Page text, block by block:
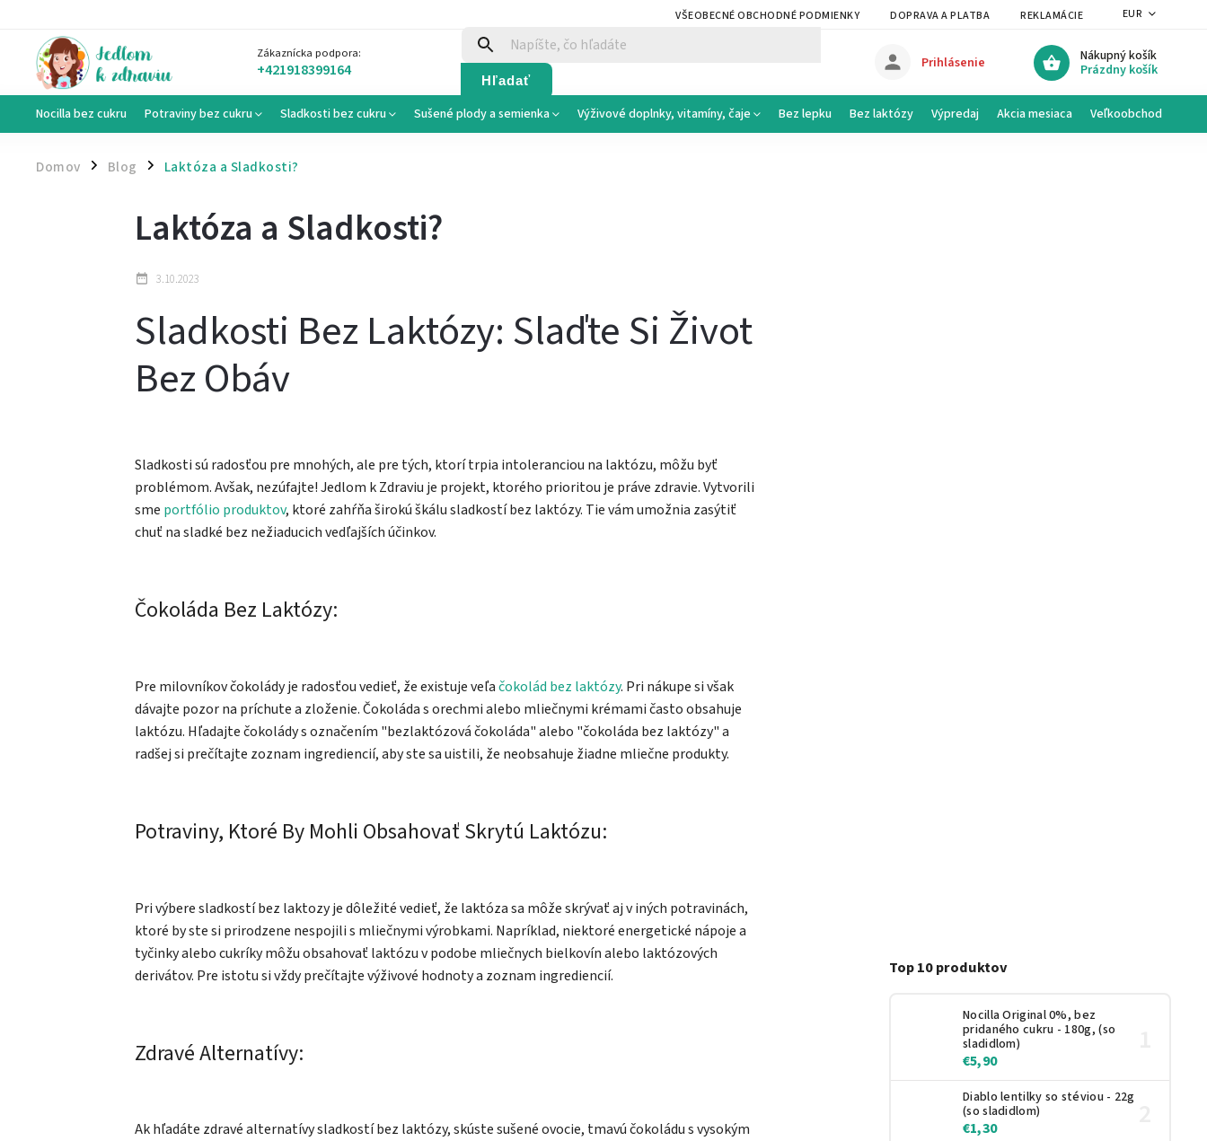
VŠEOBECNÉ OBCHODNÉ PODMIENKY DOPRAVA A PLATBA REKLAMÁCIE A VRÁTENIE
EUR
Zákaznícka podpora:
+421918399164 Hľadať
Nákupný košík
Prázdny košík
Prihlásenie
Nocilla bez cukru Potraviny bez cukru Sladkosti bez cukru Sušené plody a semienka Výživové doplnky, vitamíny, čaje Bez lepku Bez laktózy Výpredaj Akcia mesiaca Veľkoobchod
Domov / Blog / Laktóza a Sladkosti?
Top 10 produktov
Nocilla Original 0%, bez
pridaného cukru - 180g, (so
sladidlom)
€5,90
Diablo lentilky so stéviou - 22g
(so sladidlom)
€1,30
Laktóza a Sladkosti?
3.10.2023
Sladkosti Bez Laktózy: Slaďte Si Život
Bez Obáv
Sladkosti sú radosťou pre mnohých, ale pre tých, ktorí trpia intoleranciou na laktózu, môžu byť
problémom. Avšak, nezúfajte! Jedlom k Zdraviu je projekt, ktorého prioritou je práve zdravie. Vytvorili
sme portfólio produktov, ktoré zahŕňa širokú škálu sladkostí bez laktózy. Tie vám umožnia zasýtiť
chuť na sladké bez nežiaducich vedľajších účinkov.
Čokoláda Bez Laktózy:
Pre milovníkov čokolády je radosťou vedieť, že existuje veľačokolád bez laktózy. Pri nákupe si však
dávajte pozor na príchute a zloženie. Čokoláda s orechmi alebo mliečnymi krémami často obsahuje
laktózu. Hľadajte čokolády s označením "bezlaktózová čokoláda" alebo "čokoláda bez laktózy" a
radšej si prečítajte zoznam ingrediencií, aby ste sa uistili, že neobsahuje žiadne mliečne produkty.
Potraviny, Ktoré By Mohli Obsahovať Skrytú Laktózu:
Pri výbere sladkostí bez laktozy je dôležité vedieť, že laktóza sa môže skrývať aj v iných potravinách,
ktoré by ste si prirodzene nespojili s mliečnymi výrobkami. Napríklad, niektoré energetické nápoje a
tyčinky alebo cukríky môžu obsahovať laktózu v podobe mliečnych bielkovín alebo laktózových
derivátov. Pre istotu si vždy prečítajte výživové hodnoty a zoznam ingrediencií.
Zdravé Alternatívy:
Ak hľadáte zdravé alternatívy sladkostí bez laktózy, skúste sušené ovocie, tmavú čokoládu s vysokým